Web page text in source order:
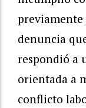
previamente
denuncia
respondió a
orientada a
conflicto